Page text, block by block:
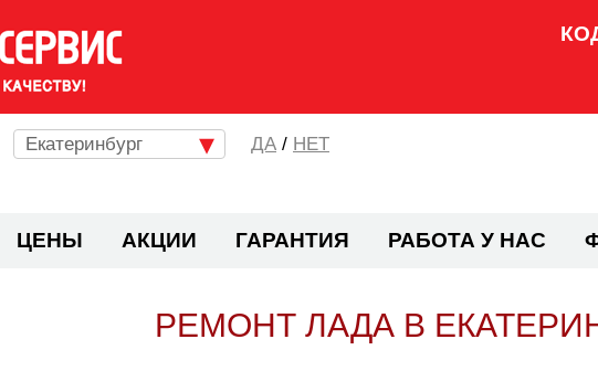
Екатеринбург / НЕТ
ЦЕНЫ АКЦИИ ГАРАНТИЯ РАБОТА У НАС
РЕМОНТ ЛАДА В